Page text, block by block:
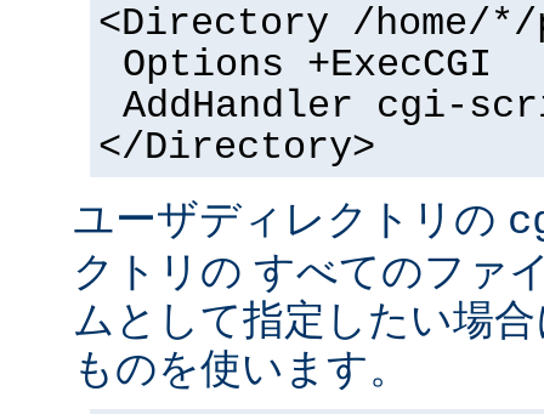
<Directory /home/
Options +ExecCGI
AddHandler cgi-
</Directory>
ユーザディレクトリの
クトリの すべてのファ
ムとして指定したい場
ものを使います。